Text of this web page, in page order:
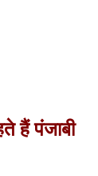
हैं पंजाबी